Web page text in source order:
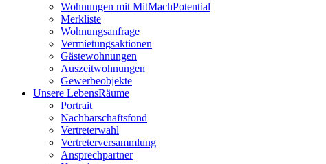
Wohnungen mit MitMachPotential
Merkliste
Wohnungsanfrage
Vermietungsaktionen
Gästewohnungen
Auszeitwohnungen
Gewerbeobjekte
Unsere LebensRäume
Portrait
Nachbarschaftsfond
Vertreterwahl
Vertreterversammlung
Ansprechpartner